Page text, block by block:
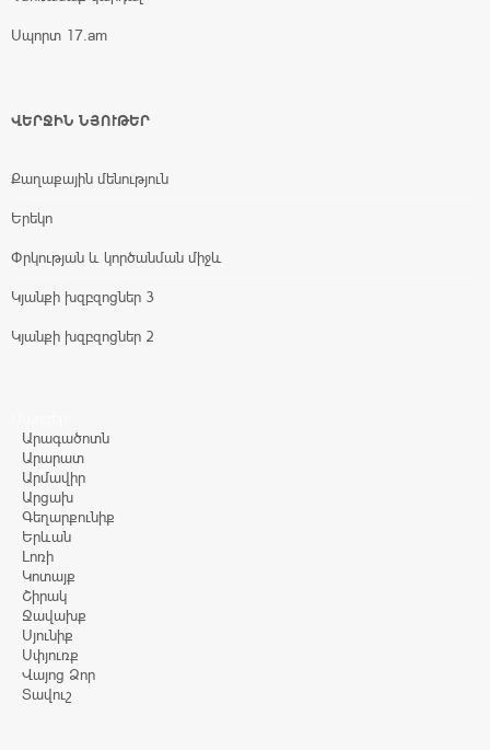
Սպորտ 17.am
ՎԵՐՋԻՆ ՆՅՈՒԹԵՐ
Քաղաքային մենություն
Երեկո
Փրկության և կործանման միջև
Կյանքի խզբզոցներ 3
Կյանքի խզբզոցներ 2
Արագածոտն
Արարատ
Արմավիր
Արցախ
Գեղարքունիք
Երևան
Լոռի
Կոտայք
Շիրակ
Ջավախք
Սյունիք
Սփյուռք
Վայոց Ձոր
Տավուշ